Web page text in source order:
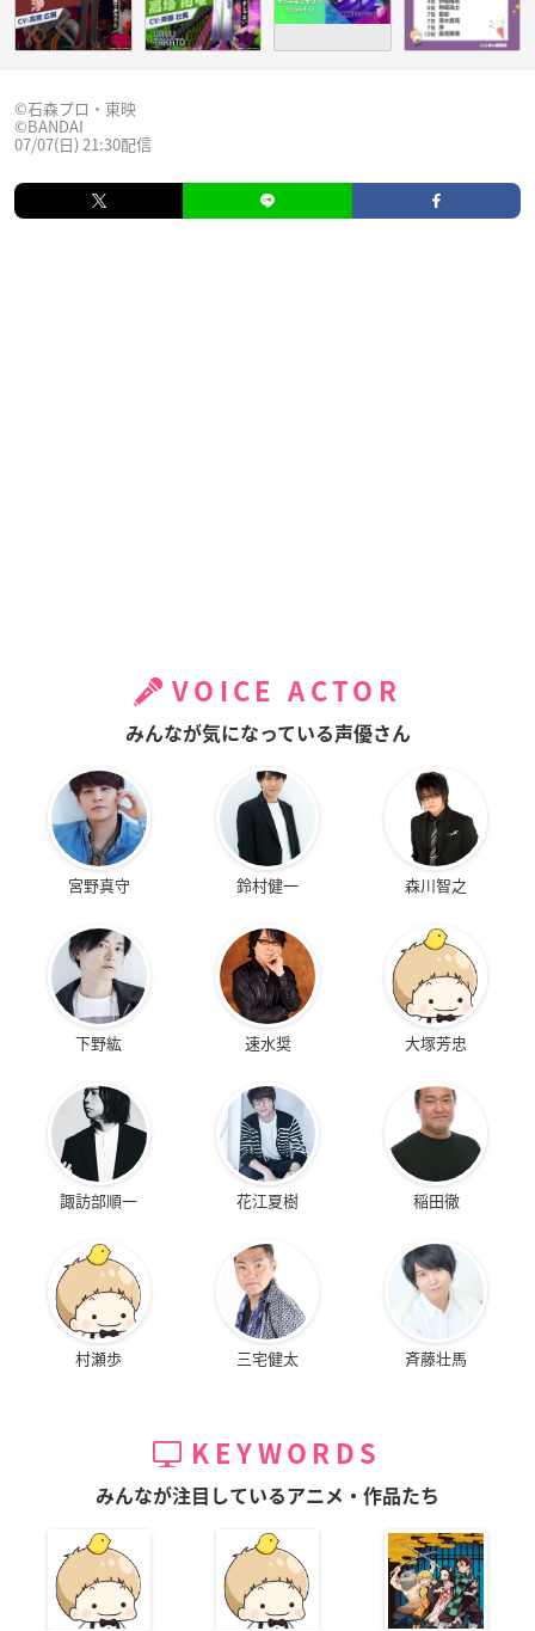
©石森プロ・東映
©BANDAI
07/07(日) 21:30配信
VOICE ACTOR
みんなが気になっている声優さん
宮野真守 鈴村健一 森川智之
下野紘 速水奨 大塚芳忠
諏訪部順一 花江夏樹 稲田徹
村瀬歩 三宅健太 斉藤壮馬
KEYWORDS
みんなが注目しているアニメ・作品たち